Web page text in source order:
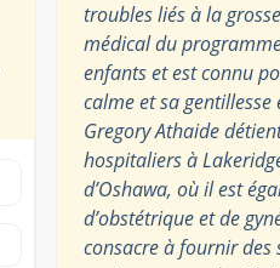
troubles liés à la
médical du
enfants et est connu
calme et sa gentillesse
Gregory Athaide
hospitaliers à
d’Oshawa, où il est
d’obstétrique et de
consacre à fournir des